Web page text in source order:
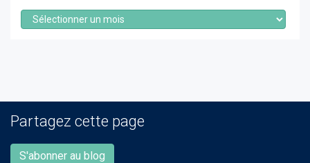
Archives
Partagez cette page
S'abonner au blog